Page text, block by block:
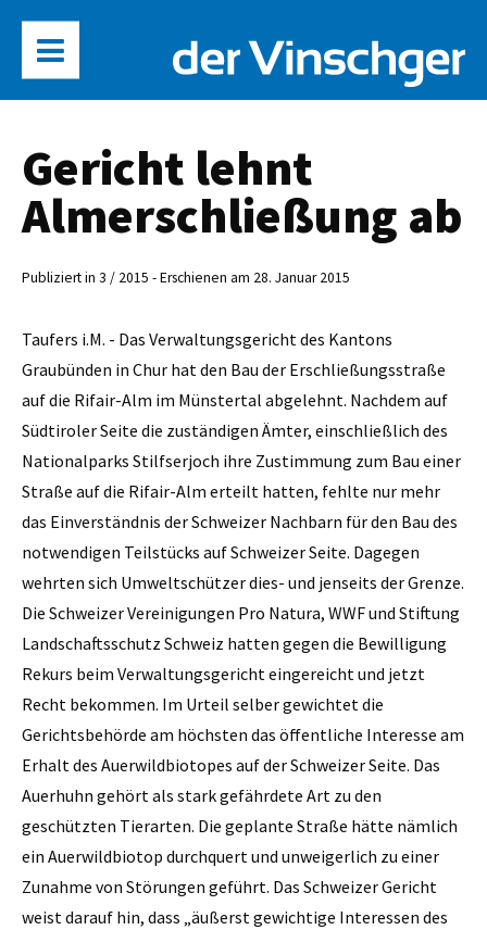
Gericht lehnt
Almerschließung ab
Publiziert in 3 / 2015 - Erschienen am 28. Januar 2015
Taufers i.M. - Das Verwaltungsgericht des Kantons
Graubünden in Chur hat den Bau der Erschließungsstraße
auf die Rifair-Alm im Münstertal abgelehnt. Nachdem auf
Südtiroler Seite die zuständigen Ämter, einschließlich des
Nationalparks Stilfserjoch ihre Zustimmung zum Bau einer
Straße auf die Rifair-Alm erteilt hatten, fehlte nur mehr
das Einverständnis der Schweizer Nachbarn für den Bau des
notwendigen Teilstücks auf Schweizer Seite. Dagegen
wehrten sich Umweltschützer dies- und jenseits der Grenze.
Die Schweizer Vereinigungen Pro Natura, WWF und Stiftung
Landschaftsschutz Schweiz hatten gegen die Bewilligung
Rekurs beim Verwaltungsgericht eingereicht und jetzt
Recht bekommen. Im Urteil selber gewichtet die
Gerichtsbehörde am höchsten das öffentliche Interesse am
Erhalt des Auerwildbiotopes auf der Schweizer Seite. Das
Auerhuhn gehört als stark gefährdete Art zu den
geschützten Tierarten. Die geplante Straße hätte nämlich
ein Auerwildbiotop durchquert und unweigerlich zu einer
Zunahme von Störungen geführt. Das Schweizer Gericht
weist darauf hin, dass „äußerst gewichtige Interessen des